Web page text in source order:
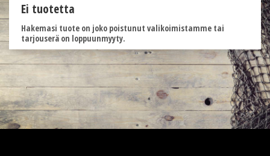
Ei tuotetta
Hakemasi tuote on joko poistunut valikoimistamme tai
tarjouserä on loppuunmyyty.